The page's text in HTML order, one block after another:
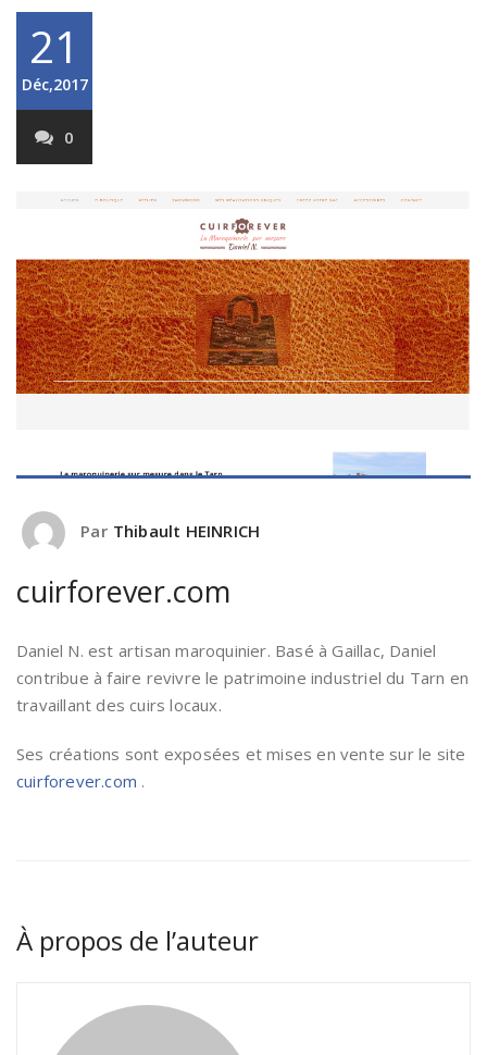
21
Déc,2017
0
Par Thibault HEINRICH
cuirforever.com
Daniel N. est artisan maroquinier. Basé à Gaillac, Daniel
contribue à faire revivre le patrimoine industriel du Tarn en
travaillant des cuirs locaux.
Ses créations sont exposées et mises en vente sur le site
cuirforever.com .
À propos de l’auteur